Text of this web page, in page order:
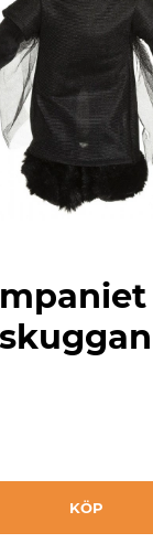
KÖP